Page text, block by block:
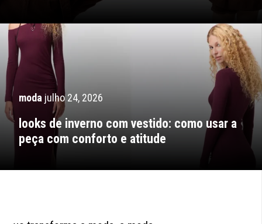
moda julho 24, 2026
looks de inverno com vestido: como usar a
peça com conforto e atitude